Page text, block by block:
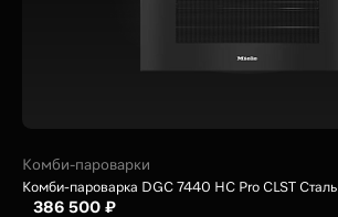
Комби-пароварки
Комби-пароварка DGC 7440 HC Pro CLST Сталь
386 500 ₽